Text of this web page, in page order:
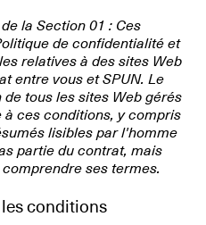
la Section 01 : Ces
de confidentialité et
relatives à des sites Web
entre vous et SPUN. Le
tous les sites Web gérés
ces conditions, y compris
lisibles par l'homme
partie du contrat, mais
ses termes.
conditions